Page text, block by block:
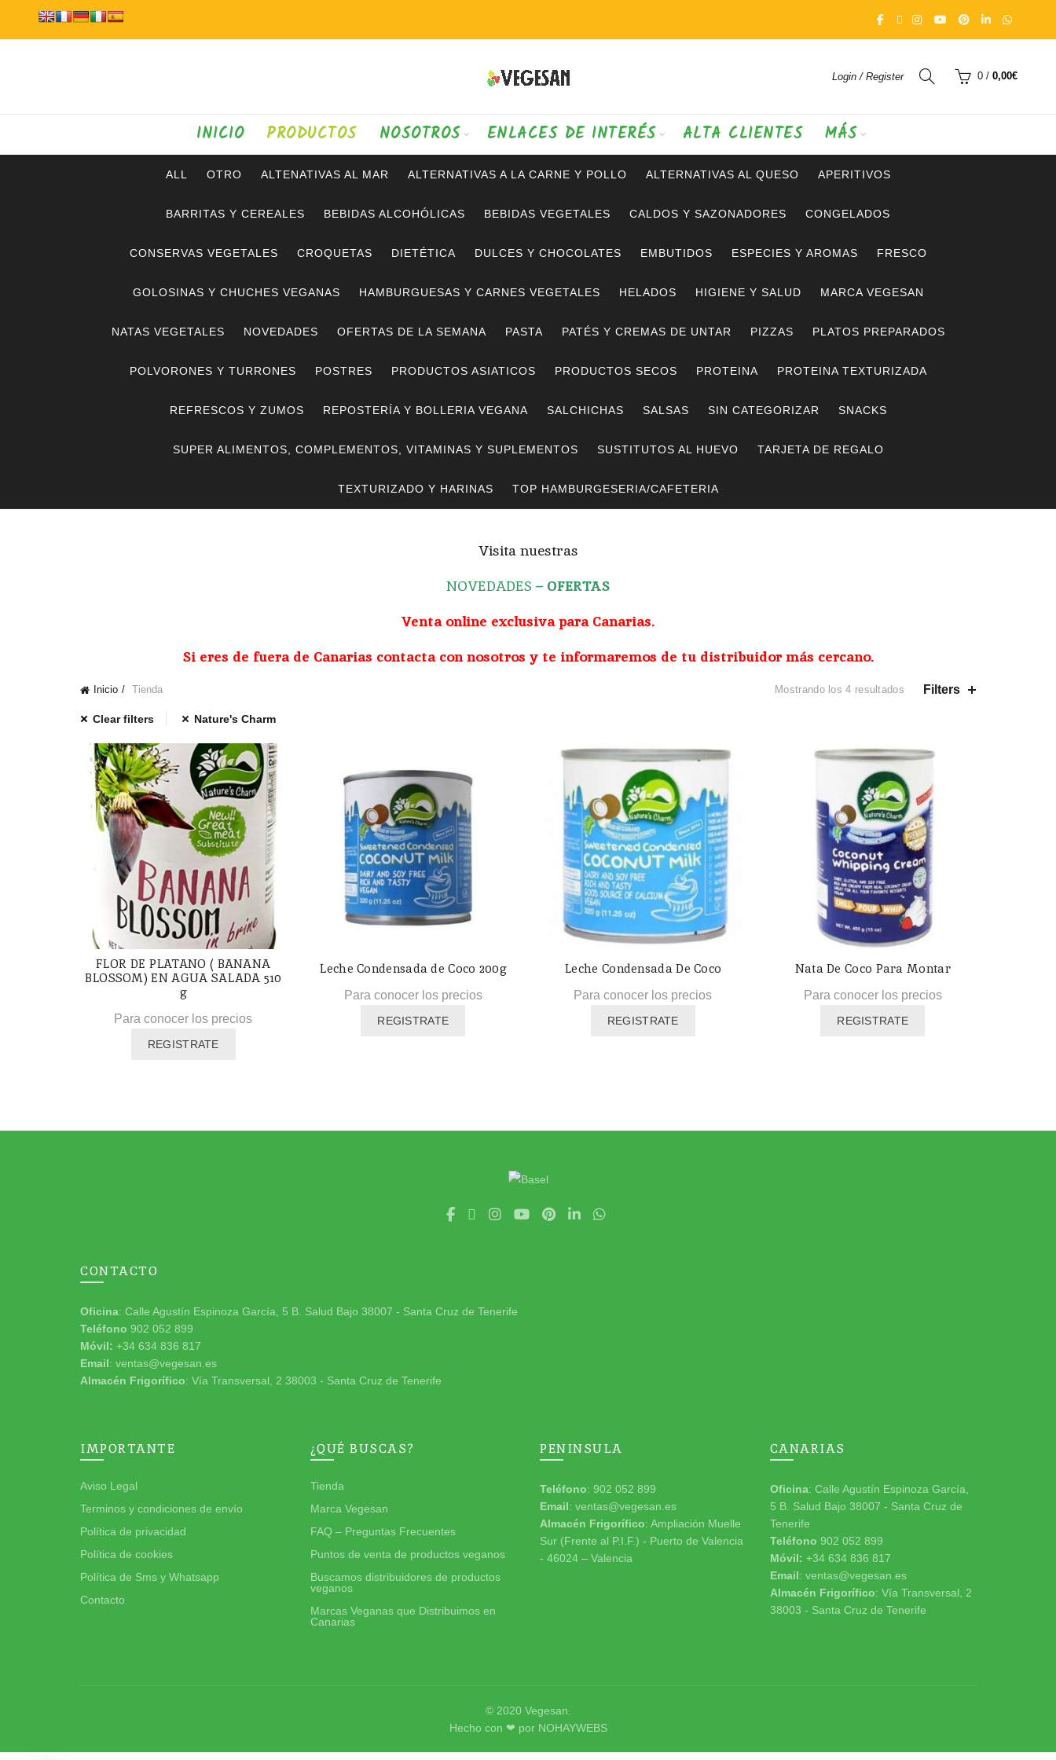
Login / Register 0 / 0,00€
INICIO PRODUCTOS NOSOTROS ENLACES DE INTERÉS ALTA CLIENTES MÁS
ALL OTRO ALTENATIVAS AL MAR ALTERNATIVAS A LA CARNE Y POLLO ALTERNATIVAS AL QUESO APERITIVOS
BARRITAS Y CEREALES BEBIDAS ALCOHÓLICAS BEBIDAS VEGETALES CALDOS Y SAZONADORES CONGELADOS
CONSERVAS VEGETALES CROQUETAS DIETÉTICA DULCES Y CHOCOLATES EMBUTIDOS ESPECIES Y AROMAS FRESCO
GOLOSINAS Y CHUCHES VEGANAS HAMBURGUESAS Y CARNES VEGETALES HELADOS HIGIENE Y SALUD MARCA VEGESAN
NATAS VEGETALES NOVEDADES OFERTAS DE LA SEMANA PASTA PATÉS Y CREMAS DE UNTAR PIZZAS PLATOS PREPARADOS
POLVORONES Y TURRONES POSTRES PRODUCTOS ASIATICOS PRODUCTOS SECOS PROTEINA PROTEINA TEXTURIZADA
REFRESCOS Y ZUMOS REPOSTERÍA Y BOLLERIA VEGANA SALCHICHAS SALSAS SIN CATEGORIZAR SNACKS
SUPER ALIMENTOS, COMPLEMENTOS, VITAMINAS Y SUPLEMENTOS SUSTITUTOS AL HUEVO TARJETA DE REGALO
TEXTURIZADO Y HARINAS TOP HAMBURGESERIA/CAFETERIA
Visita nuestras
NOVEDADES – OFERTAS
Venta online exclusiva para Canarias.
Si eres de fuera de Canarias contacta con nosotros y te informaremos de tu distribuidor más cercano.
Inicio Tienda Mostrando los 4 resultados Ordenado
Filters
Clear filters Nature's Charm
FLOR DE PLATANO ( BANANA
BLOSSOM) EN AGUA SALADA 510
g
Para conocer los precios
REGISTRATE
Leche Condensada de Coco 200g
Para conocer los precios
REGISTRATE
Leche Condensada De Coco
Para conocer los precios
REGISTRATE
Nata De Coco Para Montar
Para conocer los precios
REGISTRATE
CONTACTO
Oficina: Calle Agustín Espinoza García, 5 B. Salud Bajo 38007 - Santa Cruz de Tenerife
Teléfono 902 052 899
Móvil: +34 634 836 817
Email: ventas@vegesan.es
Almacén Frigorífico: Vía Transversal, 2 38003 - Santa Cruz de Tenerife
IMPORTANTE
Aviso Legal
Terminos y condiciones de envío
Política de privacidad
Política de cookies
Política de Sms y Whatsapp
Contacto
¿QUÉ BUSCAS?
Tienda
Marca Vegesan
FAQ – Preguntas Frecuentes
Puntos de venta de productos veganos
Buscamos distribuidores de productos
veganos
Marcas Veganas que Distribuimos en
Canarias
PENINSULA
Teléfono: 902 052 899
Email: ventas@vegesan.es
Almacén Frigorífico: Ampliación Muelle
Sur (Frente al P.I.F.) - Puerto de Valencia
- 46024 – Valencia
CANARIAS
Oficina: Calle Agustín Espinoza García,
5 B. Salud Bajo 38007 - Santa Cruz de
Tenerife
Teléfono 902 052 899
Móvil: +34 634 836 817
Email: ventas@vegesan.es
Almacén Frigorífico: Vía Transversal, 2
38003 - Santa Cruz de Tenerife
© 2020 Vegesan.
Hecho con ❤ por NOHAYWEBS